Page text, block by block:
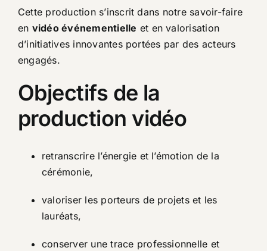
Cette production s’inscrit dans notre savoir-faire
en vidéo événementielle et en valorisation
d’initiatives innovantes portées par des acteurs
engagés.
Objectifs de la
production vidéo
retranscrire l’énergie et l’émotion de la
cérémonie,
valoriser les porteurs de projets et les
lauréats,
conserver une trace professionnelle et